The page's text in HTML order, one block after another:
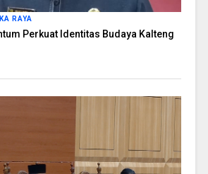
RAYA
Perkuat Identitas Budaya Kalteng